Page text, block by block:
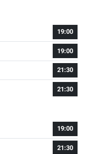
19:00
19:00
21:30
21:30
19:00
21:30